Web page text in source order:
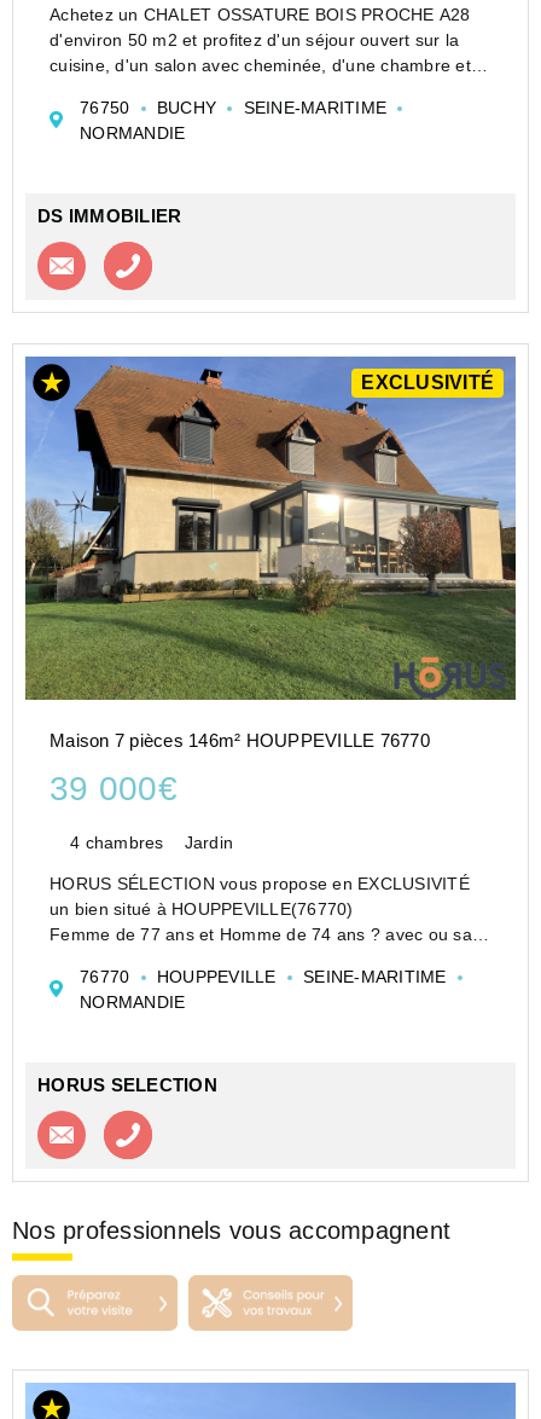
Achetez un CHALET OSSATURE BOIS PROCHE A28
d'environ 50 m2 et profitez d'un séjour ouvert sur la
cuisine, d'un salon avec cheminée, d'une chambre et
Idéalement situé dans un environnement campagne au
nord de...
76750 BUCHY
SEINE-MARITIME
NORMANDIE
DS IMMOBILIER
Contacter l'agence
EXCLUSIVITÉ
Maison 7 pièces 146m² HOUPPEVILLE 76770
39 000€
4 chambres Jardin
HORUS SÉLECTION vous propose en EXCLUSIVITÉ
un bien situé à HOUPPEVILLE(76770)
Femme de 77 ans et Homme de 74 ans ? avec ou sans
À 5 mn de Rouen, pavillon impeccable de 7 pièces sur
146 m² :
76770 HOUPPEVILLE
SEINE-MARITIME
NORMANDIE
HORUS SELECTION
Contacter l'agence
Nos professionnels vous accompagnent